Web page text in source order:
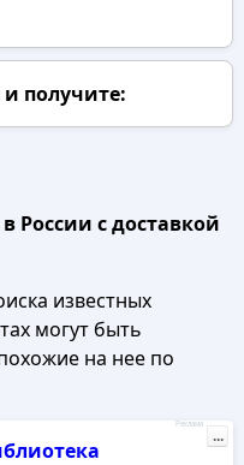
и получите:
России с доставкой
известных
могут быть
на нее по
Реклама
...